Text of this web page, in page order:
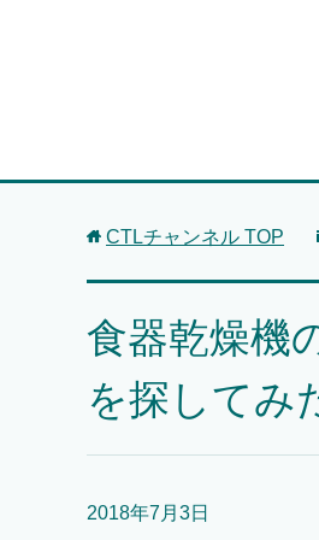
CTLチャンネル TOP
食器乾燥機
を探してみ
2018年7月3日